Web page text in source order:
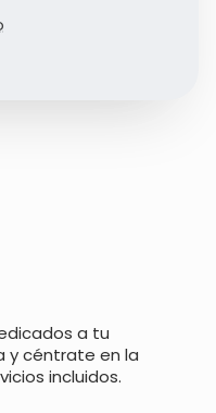
a tu
y céntrate en la
incluidos.